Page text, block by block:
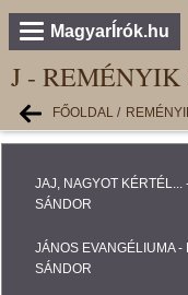
MagyarÍrók.hu
J - REMÉNYIK
FŐOLDAL /
JAJ, NAGYOT KÉRTÉL...
SÁNDOR
JÁNOS EVANGÉLIUMA -
SÁNDOR